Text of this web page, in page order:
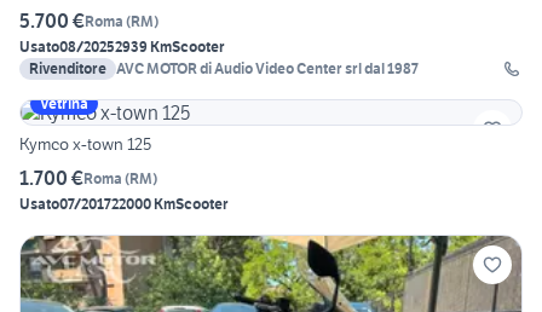
5.700 €Roma (RM)
Usato08/20252939 KmScooter
Rivenditore AVC MOTOR di Audio Video Center srl dal 1987
Vetrina
Kymco x-town 125
1.700 €Roma (RM)
Usato07/201722000 KmScooter